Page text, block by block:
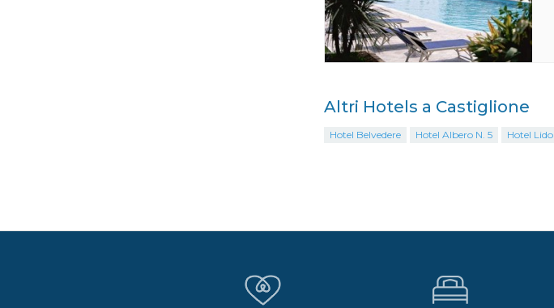
Altri Hotels a Castiglione
Hotel Belvedere Hotel Albero N. 5 Hotel Lido